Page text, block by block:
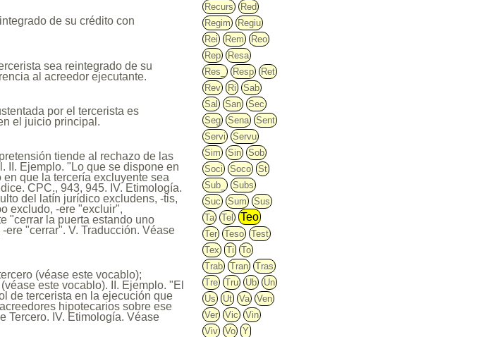
Recurs
Red
Regim
Regiu
Rei
Rem
Reo
Rep
Resa
Res_
Resp
Ret
Rev
Ri
Sab
Sal
San
Sec
Seg
Sena
Sent
Servi
Servu
Sim
Sin
Sob
Soci
Soco
St
Sub_
Subs
Suc
Sum
Sus
Ta
Tel Teo
Ter Teso
Test
Tex
Ti
To
Trab
Tran
Tras
Tre
Tru Ub
Un
Us
Ut Va
Ven
Ver
Vic
Vin
Viv
Vo Y
de su crédito con
sea reintegrado de su
al acreedor ejecutante.
por el tercerista es
el juicio principal.
tiende al rechazo de las
II. Ejemplo. "Lo que se dispone en
que la tercería excluyente sea
CPC., 943, 945. IV. Etimología.
del latín jurídico excludens, -tis,
excludo, -ere "excluir",
"cerrar la puerta estando uno
ere "cerrar". V. Traducción. Véase
(véase este vocablo);
este vocablo). II. Ejemplo. "El
de tercerista en la ejecución que
hipotecarios sobre ese
Tercero. IV. Etimología. Véase